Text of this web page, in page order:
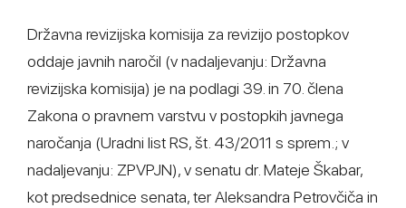
Državna revizijska komisija za revizijo postopkov
oddaje javnih naročil (v nadaljevanju: Državna
revizijska komisija) je na podlagi 39. in 70. člena
Zakona o pravnem varstvu v postopkih javnega
naročanja (Uradni list RS, št. 43/2011 s sprem.; v
nadaljevanju: ZPVPJN), v senatu dr. Mateje Škabar,
kot predsednice senata, ter Aleksandra Petrovčiča in